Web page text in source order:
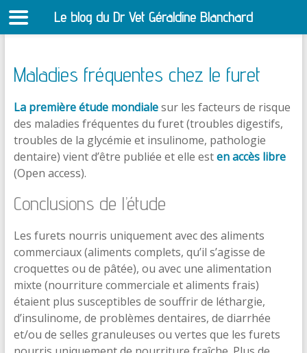
Maladies fréquentes chez le furet
La première étude mondialesur les facteurs de risque
des maladies fréquentes du furet (troubles digestifs,
troubles de la glycémie et insulinome, pathologie
dentaire) vient d’être publiée et elle esten accès libre
(Open access).
Conclusions de l’étude
Les furets nourris uniquement avec des aliments
commerciaux (aliments complets, qu’il s’agisse de
croquettes ou de pâtée), ou avec une alimentation
mixte (nourriture commerciale et aliments frais)
étaient plus susceptibles de souffrir de léthargie,
d’insulinome, de problèmes dentaires, de diarrhée
et/ou de selles granuleuses ou vertes que les furets
Le blog du Dr Vet Géraldine Blanchard